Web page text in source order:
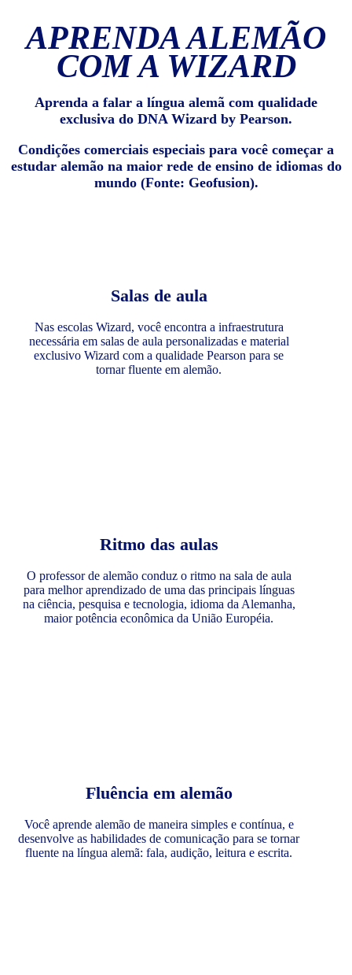
APRENDA ALEMÃO
COM A WIZARD
Aprenda a falar a língua alemã com qualidade
exclusiva do DNA Wizard by Pearson.
Condições comerciais especiais para você começar a
estudar alemão na maior rede de ensino de idiomas do
mundo (Fonte: Geofusion).
Salas de aula
Nas escolas Wizard, você encontra a infraestrutura
necessária em salas de aula personalizadas e material
exclusivo Wizard com a qualidade Pearson para se
tornar fluente em alemão.
Ritmo das aulas
O professor de alemão conduz o ritmo na sala de aula
para melhor aprendizado de uma das principais línguas
na ciência, pesquisa e tecnologia, idioma da Alemanha,
maior potência econômica da União Européia.
Fluência em alemão
Você aprende alemão de maneira simples e contínua, e
desenvolve as habilidades de comunicação para se tornar
fluente na língua alemã: fala, audição, leitura e escrita.